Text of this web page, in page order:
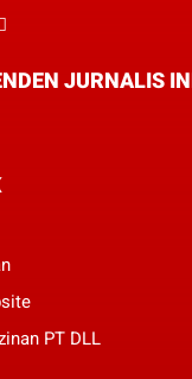
JURNALIS
PT DLL